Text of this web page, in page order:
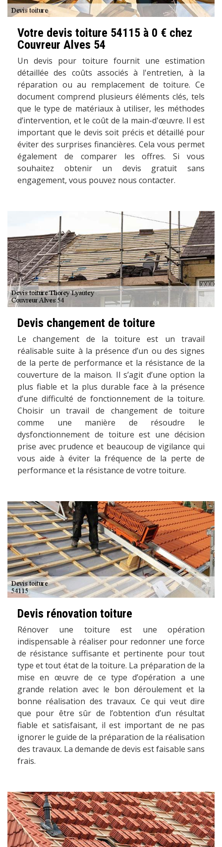
Votre devis toiture 54115 à 0 € chez
Couvreur Alves 54
Un devis pour toiture fournit une estimation
détaillée des coûts associés à l'entretien, à la
réparation ou au remplacement de toiture. Ce
document comprend plusieurs éléments clés, tels
que le type de matériaux à utiliser, les méthodes
d’intervention, et le coût de la main-d'œuvre. Il est
important que le devis soit précis et détaillé pour
éviter des surprises financières. Cela vous permet
également de comparer les offres. Si vous
souhaitez obtenir un devis gratuit sans
engagement, vous pouvez nous contacter.
Devis changement de toiture
Le changement de la toiture est un travail
réalisable suite à la présence d’un ou des signes
de la perte de performance et la résistance de la
couverture de la maison. Il s’agit d’une option la
plus fiable et la plus durable face à la présence
d’une difficulté de fonctionnement de la toiture.
Choisir un travail de changement de toiture
comme une manière de résoudre le
dysfonctionnement de toiture est une décision
prise avec prudence et beaucoup de vigilance qui
vous aide à éviter la fréquence de la perte de
performance et la résistance de votre toiture.
Devis rénovation toiture
Rénover une toiture est une opération
indispensable à réaliser pour redonner une force
de résistance suffisante et pertinente pour tout
type et tout état de la toiture. La préparation de la
mise en œuvre de ce type d’opération a une
grande relation avec le bon déroulement et la
bonne réalisation des travaux. Ce qui veut dire
que pour être sûr de l’obtention d’un résultat
fiable et satisfaisant, il est important de ne pas
ignorer le guide de la préparation de la réalisation
des travaux. La demande de devis est faisable sans
frais.